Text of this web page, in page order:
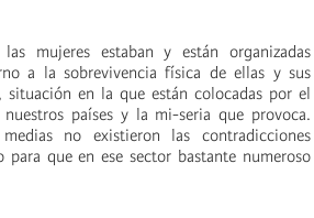
mujeres estaban y están organizadas
a la sobrevivencia física de ellas y sus
situación en la que están colocadas por el
países y la mi-seria que provoca.
no existieron las contradicciones
para que en ese sector bastante numeroso